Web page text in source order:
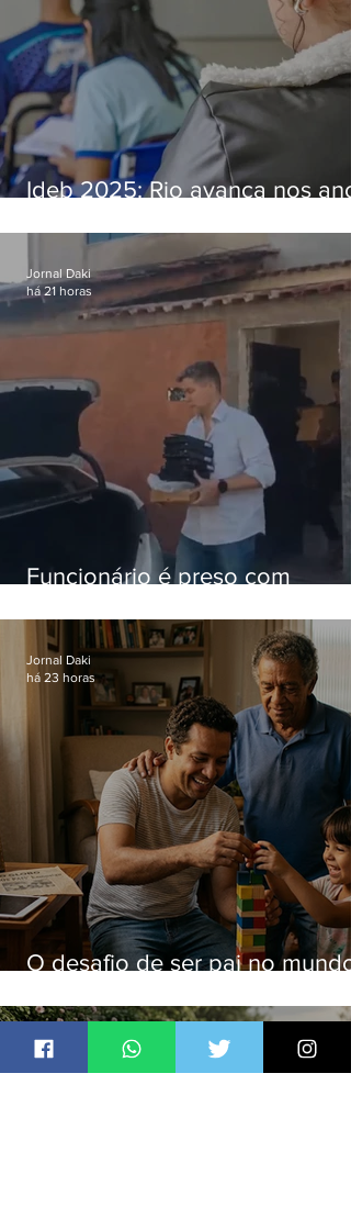
Ideb 2025: Rio avança nos
nacional
Funcionário é preso com
Hospital do Andaraí
Jornal Daki
há 21 horas
O desafio de ser pai no mundo
Jornal Daki
há 23 horas
Jornal Daki